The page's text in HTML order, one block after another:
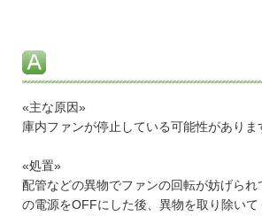
«主な原因»
庫内ファンが停止している可能性がありま
«処置»
配管などの異物でファンの回転が妨げら
の電源をOFFにした後、異物を取り除いて